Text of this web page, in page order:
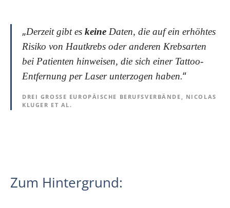
„Derzeit gibt es keine Daten, die auf ein erhöhtes
Risiko von Hautkrebs oder anderen Krebsarten
bei Patienten hinweisen, die sich einer Tattoo-
Entfernung per Laser unterzogen haben.“
DREI GROSSE EUROPÄISCHE BERUFSVERBÄNDE, NICOLAS K
LUGER ET AL.
Zum Hintergrund: